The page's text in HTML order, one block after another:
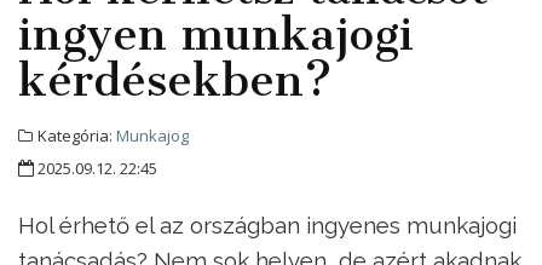
ingyen munkajogi
kérdésekben?
Kategória: Munkajog
2025.09.12. 22:45
Hol érhető el az országban ingyenes munkajogi